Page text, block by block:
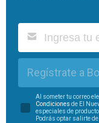
Regístrate a
Al someter tu correo
Condiciones de El
especiales de
Podrás optar salirte